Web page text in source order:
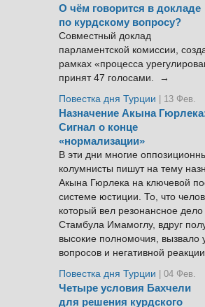
О чём говорится в докладе
по курдскому вопросу?
Совместный доклад
парламентской комиссии,
рамках «процесса
принят 47 голосами. →
Повестка дня Турции
| 13 Фев.
Назначение Акына
Сигнал о конце
«нормализации»
В эти дни многие
колумнисты пишут на тему
Акына Гюрлека на ключевой
системе юстиции. То, что
который вел резонансное
Стамбула Имамоглу, вдруг
высокие полномочия, вызвало
вопросов и негативной
Повестка дня Турции
| 04 Фев.
Четыре условия Бахчели
для решения курдского